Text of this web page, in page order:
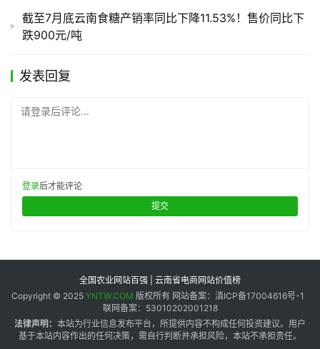
截至7月底云南食糖产销率同比下降11.53%！售价同比下
跌900元/吨
发表回复
请登录后评论...
登录后才能评论
提交
全国农业网站百强 | 云南省电商网站价值榜
Copyright © 2025 YNTW.COM 版权所有 网站备案：滇ICP备17004616号-1
联网备案：53010202001218
法律声明： 本站为行业信息发布平台，所提供内容不构成任何投资建议。用户
基于本站内容作出的任何决策，需自行判断并承担风险，本站不承担责任。